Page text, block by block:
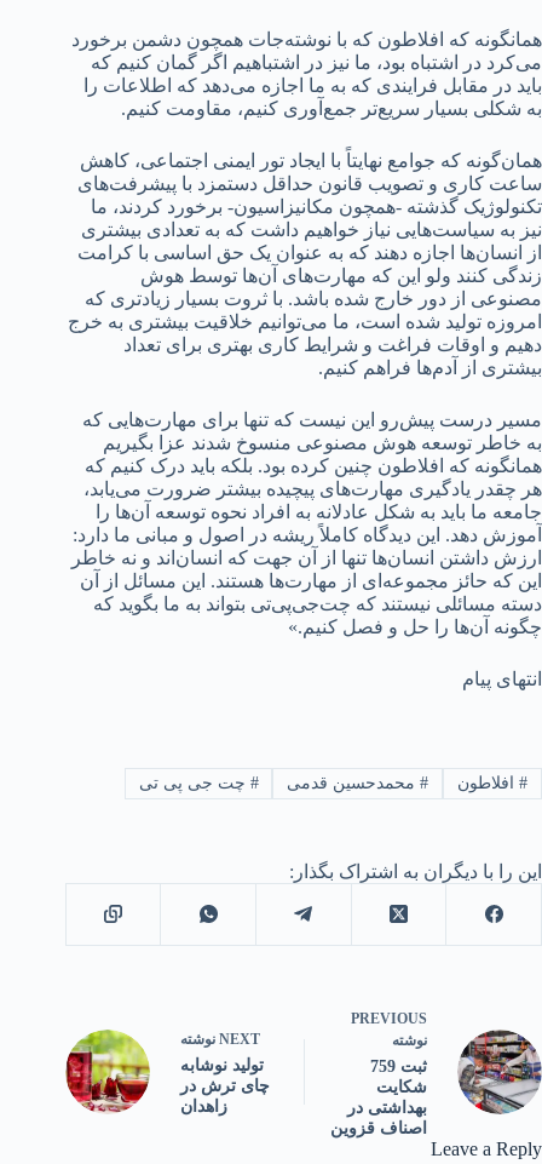
همانگونه که افلاطون که با نوشته‌جات همچون دشمن برخورد
می‌کرد در اشتباه بود، ما نیز در اشتباهیم اگر گمان کنیم که
باید در مقابل فرایندی که به ما اجازه می‌دهد که اطلاعات را
به شکلی بسیار سریع‌تر جمع‌آوری کنیم، مقاومت کنیم.
همان‌‌گونه که جوامع نهایتاً با ایجاد تور ایمنی اجتماعی، کاهش
ساعت کاری و تصویب قانون حداقل دستمزد با پیشرفت‌های
تکنولوژیک گذشته -همچون مکانیزاسیون- برخورد کردند، ما
نیز به سیاست‌هایی نیاز خواهیم داشت که به تعدادی بیشتری
از انسان‌ها اجازه دهند که به عنوان یک حق اساسی با کرامت
زندگی کنند ولو این که مهارت‌های آن‌ها توسط هوش
مصنوعی از دور خارج شده باشد. با ثروت بسیار زیادتری که
امروزه تولید شده است، ما می‌توانیم خلاقیت بیشتری به خرج
دهیم و اوقات فراغت و شرایط کاری بهتری برای تعداد
بیشتری از آدم‌ها فراهم کنیم.
مسیر درست پیش‌رو این نیست که تنها برای مهارت‌هایی که
به خاطر توسعه هوش مصنوعی منسوخ شدند عزا بگیریم
همانگونه که افلاطون چنین کرده بود. بلکه باید درک کنیم که
هر چقدر یادگیری مهارت‌های پیچیده بیشتر ضرورت می‌یابد،
جامعه ما باید به شکل عادلانه به افراد نحوه توسعه آن‌ها را
آموزش دهد. این دیدگاه کاملاً ریشه در اصول و مبانی ما دارد:
ارزش داشتن انسان‌ها تنها از آن جهت که انسان‌اند و نه خاطر
این که حائز مجموعه‌ای از مهارت‌ها هستند. این مسائل از آن
دسته مسائلی نیستند که چت‌جی‌پی‌تی بتواند به ما بگوید که
چگونه آن‌ها را حل و فصل کنیم.»
انتهای پیام
#افلاطون #محمدحسین قدمی # چت جی پی تی
این را با دیگران به اشتراک بگذار:
PREVIOUS
نوشته
ثبت 759
شکایت
بهداشتی در
اصناف قزوین
NEXT نوشته
تولید نوشابه
چای ترش در
زاهدان
Leave a Reply